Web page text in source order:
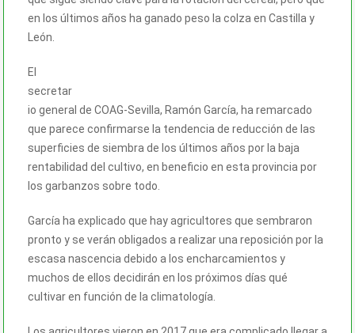
en los últimos años ha ganado peso la colza en Castilla y
León.
El
secretar
io general de COAG-Sevilla, Ramón García, ha remarcado
que parece confirmarse la tendencia de reducción de las
superficies de siembra de los últimos años por la baja
rentabilidad del cultivo, en beneficio en esta provincia por
los garbanzos sobre todo.
García ha explicado que hay agricultores que sembraron
pronto y se verán obligados a realizar una reposición por la
escasa nascencia debido a los encharcamientos y
muchos de ellos decidirán en los próximos días qué
cultivar en función de la climatología.